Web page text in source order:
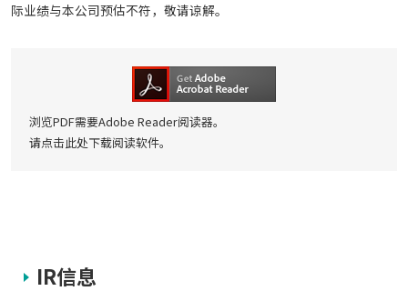
际业绩与本公司预估不符，敬请谅解。
浏览PDF需要Adobe Reader阅读器。
请点击此处下载阅读软件。
IR信息